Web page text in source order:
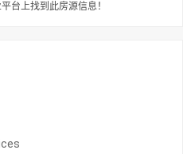
台上找到此房源信息！